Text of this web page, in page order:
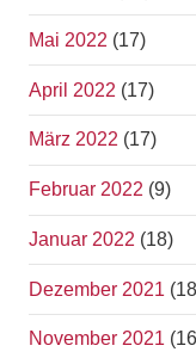
Mai 2022 (17)
April 2022 (17)
März 2022 (17)
Februar 2022 (9)
Januar 2022 (18)
Dezember 2021
November 2021